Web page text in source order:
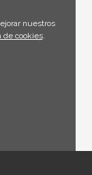
nuestros
de cookies.